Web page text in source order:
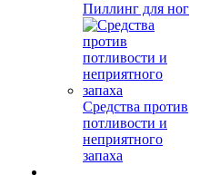
Пиллинг для ног
Средства против
потливости и
неприятного
запаха